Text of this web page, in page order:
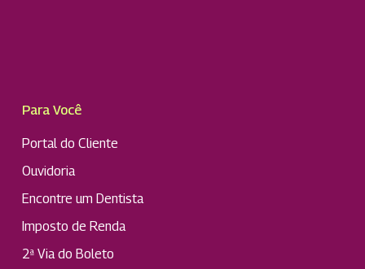
Para Você
Portal do Cliente
Ouvidoria
Encontre um Dentista
Imposto de Renda
2ª Via do Boleto